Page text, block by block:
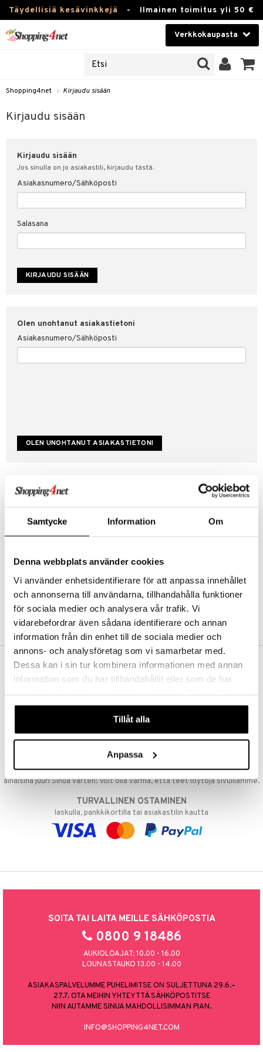
Samtycke Information Om
Denna webbplats använder cookies
Vi använder enhetsidentifierare för att anpassa innehållet
och annonserna till användarna, tillhandahålla funktioner
för sociala medier och analysera vår trafik. Vi
vidarebefordrar även sådana identifierare och annan
information från din enhet till de sociala medier och
annons- och analysföretag som vi samarbetar med.
Dessa kan i sin tur kombinera informationen med annan
information som du har tillhandahållit eller som de har
våra cookies vid fortsatt användande av vår webbplats.
Tillåt alla
Anpassa
Täydellisiä kesävinkkejä - Ilmainen toimitus yli 50 €
Verkkokaupasta
Piilolinssit
Luontaistuotteet
Fitness
Koti & Sisustus
Lelut, Lapsi & Vauva
Tuotemerkkejä
Shopping4net » Kirjaudu sisään
Kirjaudu sisään
Kirjaudu sisään
Jos sinulla on jo asiakastili, kirjaudu tästä.
Asiakasnumero/Sähköposti
Salasana
Olen unohtanut asiakastietoni
Asiakasnumero/Sähköposti
Luo uusi asiakas
Tilauksen tila & historiikki
Kestotilaus
Arvostele tuotteita
Toivelistat
LUO ASIAKAS
sisään
& vastauksia
myyntiehdot
suojaus
ILMAINEN TOIMITUS YLI 50 €
NOPEAT TOIMITUKSET
päivänä
EDULLISET HINNAT
Ostamalla suuria eriä tuotteita varastoomme voimme pitää hinnat
alhaisina juuri Sinua varten! Voit olla varma, että teet löytöjä sivuillamme.
TURVALLINEN OSTAMINEN
laskulla, pankkikortilla tai asiakastilin kautta
SOITA TAI LAITA MEILLE SÄHKÖPOSTIA
0800 9 18486
AUKIOLOAJAT: 10.00 - 16.00
LOUNASTAUKO 13.00 - 14.00
ASIAKASPALVELUMME PUHELIMITSE ON SULJETTUNA 29.6.–
27.7. OTA MEIHIN YHTEYTTÄ SÄHKÖPOSTITSE
NIIN AUTAMME SINUA MAHDOLLISIMMAN PIAN.
INFO@SHOPPING4NET.COM